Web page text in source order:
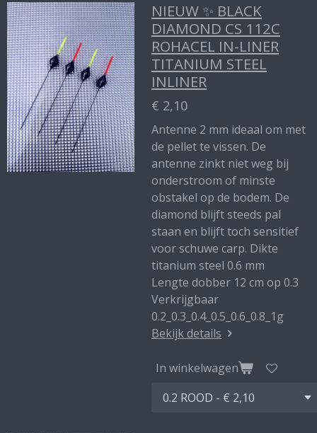
NIEUW ✨ BLACK
DIAMOND CS 112C
ROHACEL IN-LINER
TITANIUM STEEL
INLINER
€ 2,10
Antenne 2 mm ideaal om met
de pellet te vissen. De
antenne zinkt niet weg bij
onderstroom of minste
obstakel op de bodem. De
diamond blijft steeds pal
staan en blijft toch sensitief
voor schuwe carp. Dikte
titanium steel 0.6 mm
Lengte dobber 12 cm op 0.3
Verkrijgbaar
0.2_0.3_0.4_0.5_0.6_0.8_1g
Bekijk details
In winkelwagen